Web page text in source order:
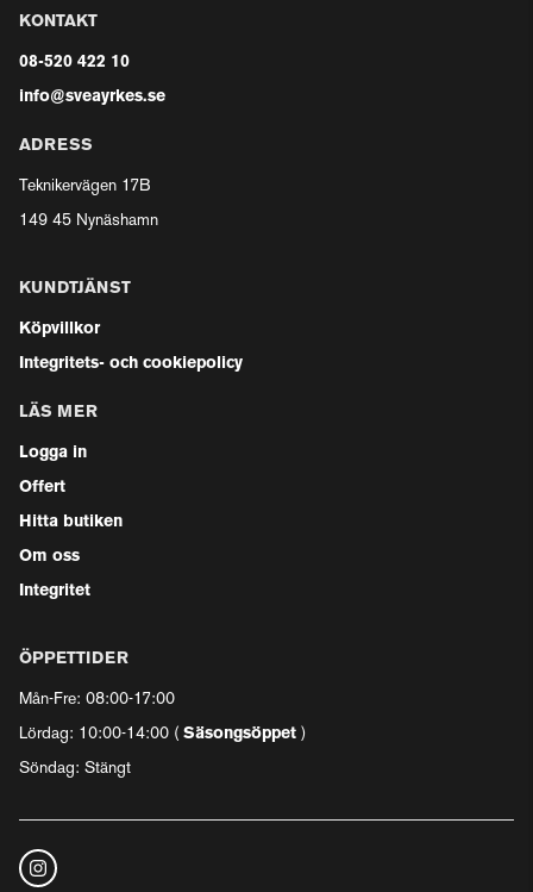
KONTAKT
08-520 422 10
info@sveayrkes.se
ADRESS
Teknikervägen 17B
149 45 Nynäshamn
KUNDTJÄNST
Köpvillkor
Integritets- och cookiepolicy
LÄS MER
Logga in
Offert
Hitta butiken
Om oss
Integritet
ÖPPETTIDER
Mån-Fre: 08:00-17:00
Lördag: 10:00-14:00 ( Säsongsöppet )
Söndag: Stängt